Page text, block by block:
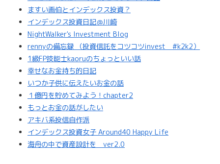
ますい画伯とインデックス投資？
インデックス投資日記＠川崎
NightWalker's Investment Blog
rennyの備忘録 （投資信託をコツコツinvest #k2k2）
1級FP技能士kaoruのちょっといい話
幸せなお金持ち的日記
いつか子供に伝えたいお金の話
１億円を貯めてみよう！chapter2
もっとお金の話がしたい
アキバ系投信自作派
インデックス投資女子 Around40 Happy Life
海舟の中で資産設計を ver2.0